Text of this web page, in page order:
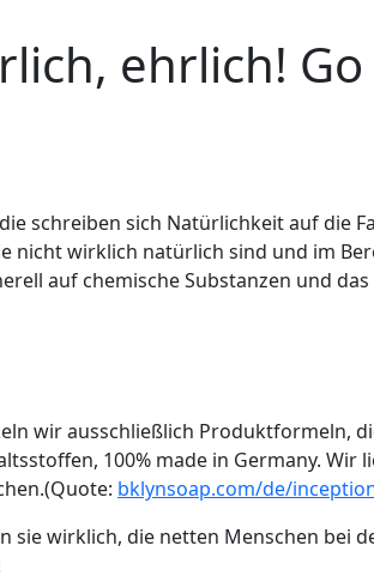
ehrlich!
schreiben sich Natürlichkeit auf die
nicht wirklich natürlich sind und im
auf chemische Substanzen und
wir ausschließlich Produktformeln,
100% made in Germany.
bklynsoap.com/de/
sie wirklich, die netten Menschen bei